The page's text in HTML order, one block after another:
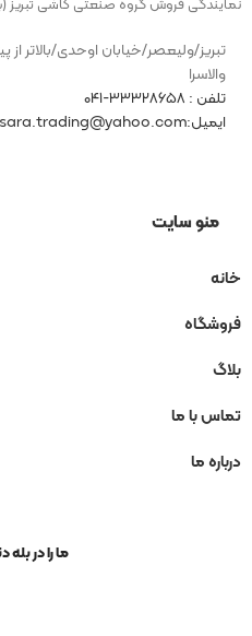
تبریز/ولیعصر/خیابان اوحدی/بالاتر از
والاسرا
تلفن : ۳۳۳۲۸۶۵۸-۰۴۱
ایمیل:valasara.trading@yahoo.com
منو سایت
خانه
فروشگاه
بلاگ
تماس با ما
درباره ما
ما را در بله